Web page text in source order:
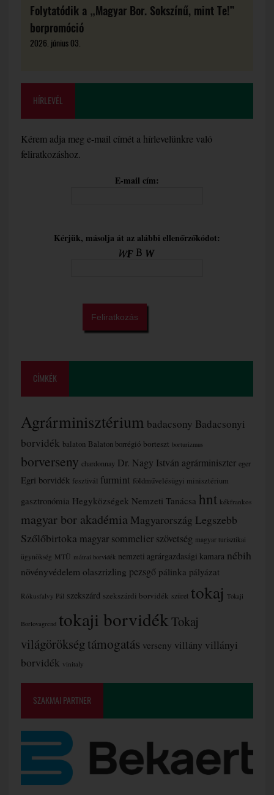
Folytatódik a „Magyar Bor. Sokszínű, mint Te!”
borpromóció
2026. június 03.
HÍRLEVÉL
Kérem adja meg e-mail címét a hírlevelünkre való
feliratkozáshoz.
E-mail cím:
Kérjük, másolja át az alábbi ellenőrzőkódot:
CÍMKÉK
Agrárminisztérium badacsony Badacsonyi
borvidék balaton Balaton borrégió borteszt borturizmus
borverseny chardonnay Dr. Nagy István agrárminiszter eger
Egri borvidék fesztivál furmint földművelésügyi minisztérium
gasztronómia Hegyközségek Nemzeti Tanácsa hnt kékfrankos
magyar bor akadémia Magyarország Legszebb
Szőlőbirtoka magyar sommelier szövetség magyar turisztikai
ügynökség MTÜ mátrai borvidék nemzeti agrárgazdasági kamara nébih
növényvédelem olaszrizling pezsgő pálinka pályázat
Rókusfalvy Pál szekszárd szekszárdi borvidék szüret tokaj Tokaji
Borlovagrend tokaji borvidékTokaj
világörökségtámogatás verseny villány villányi
borvidék vinitaly
SZAKMAI PARTNER